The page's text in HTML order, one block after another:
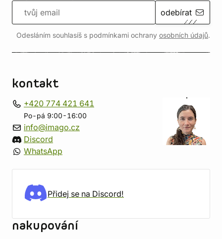
odebírat
Odesláním souhlasíš s podmínkami ochrany osobních údajů.
kontakt
+420 774 421 641
Po-pá 9:00-16:00
info@imago.cz
Discord
WhatsApp
Přidej se na Discord!
nakupování